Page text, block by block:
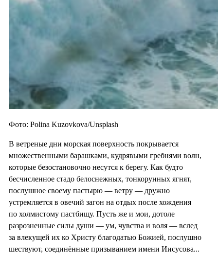
Фото: Polina Kuzovkova/Unsplash
В ветреные дни морская поверхность покрывается
множественными барашками, кудрявыми гребнями волн,
которые безостановочно несутся к берегу. Как будто
бесчисленное стадо белоснежных, тонкорунных ягнят,
послушное своему пастырю — ветру — дружно
устремляется в овечий загон на отдых после хождения
по холмистому пастбищу. Пусть же и мои, дотоле
разрозненные силы души — ум, чувства и воля — вслед
за влекущей их ко Христу благодатью Божией, послушно
шествуют, соединённые призыванием имени Иисусова...